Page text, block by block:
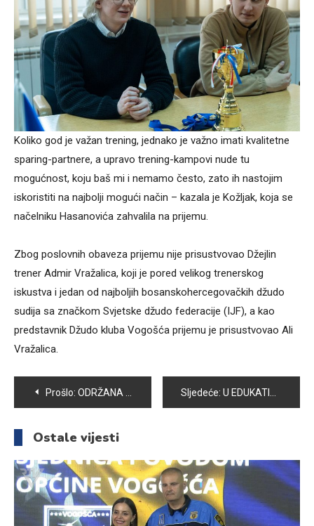
Koliko god je važan trening, jednako je važno imati kvalitetne
sparing-partnere, a upravo trening-kampovi nude tu
mogućnost, koju baš mi i nemamo često, zato ih nastojim
iskoristiti na najbolji mogući način – kazala je Kožljak, koja se
načelniku Hasanovića zahvalila na prijemu.
Zbog poslovnih obaveza prijemu nije prisustvovao Džejlin
trener Admir Vražalica, koji je pored velikog trenerskog
iskustva i jedan od najboljih bosanskohercegovačkih džudo
sudija sa značkom Svjetske džudo federacije (IJF), a kao
predstavnik Džudo kluba Vogošća prijemu je prisustvovao Ali
Vražalica.
Navigacija
članaka
Prošlo: ODRŽANA SKUPŠTINA UDRUŽENJA “SVRAČANI”. HIKMET PRUTINA NOVI PREDSJEDNIK Sljedeće: U EDUKATIVNO-KREATIVNOM CENTRU “TETA PRIČALICA” UPRILIČENA PROMOCIJA KNJIGA AUTORICE LEILE KULENOVIĆ
Ostale vijesti